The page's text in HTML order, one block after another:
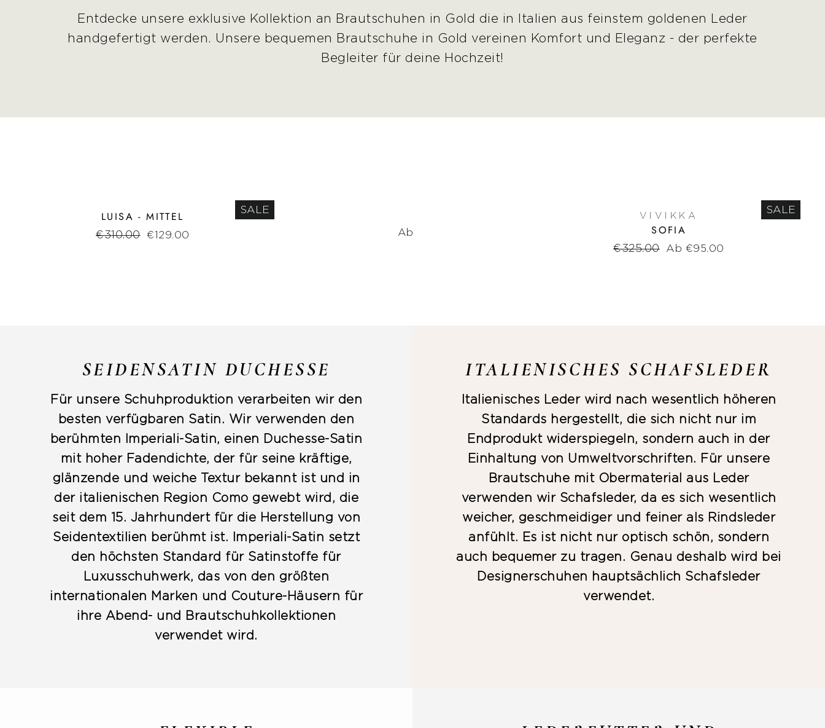
Entdecke unsere exklusive Kollektion an Brautschuhen in Gold die in Italien aus feinstem goldenen Leder
handgefertigt werden. Unsere bequemen Brautschuhe in Gold vereinen Komfort und Eleganz - der perfekte
Begleiter für deine Hochzeit!
SALE
LUISA - MITTEL
Normaler
€310.00 Sonderpreis
€129.00 Ab
SALE
VIVIKKA
SOFIA
Normaler
€325.00 Sonderpreis
Ab €95.00
SEIDENSATIN DUCHESSE
Für unsere Schuhproduktion verarbeiten wir den
besten verfügbaren Satin. Wir verwenden den
berühmten Imperiali-Satin, einen Duchesse-Satin
mit hoher Fadendichte, der für seine kräftige,
glänzende und weiche Textur bekannt ist und in
der italienischen Region Como gewebt wird, die
seit dem 15. Jahrhundert für die Herstellung von
Seidentextilien berühmt ist. Imperiali-Satin setzt
den höchsten Standard für Satinstoffe für
Luxusschuhwerk, das von den größten
internationalen Marken und Couture-Häusern für
ihre Abend- und Brautschuhkollektionen
verwendet wird.
ITALIENISCHES SCHAFSLEDER
Italienisches Leder wird nach wesentlich höheren
Standards hergestellt, die sich nicht nur im
Endprodukt widerspiegeln, sondern auch in der
Einhaltung von Umweltvorschriften. Für unsere
Brautschuhe mit Obermaterial aus Leder
verwenden wir Schafsleder, da es sich wesentlich
weicher, geschmeidiger und feiner als Rindsleder
anfühlt. Es ist nicht nur optisch schön, sondern
auch bequemer zu tragen. Genau deshalb wird bei
Designerschuhen hauptsächlich Schafsleder
verwendet.